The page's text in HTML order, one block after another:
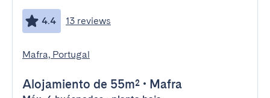
4.4 13 reviews
Mafra, Portugal
Alojamiento de 55m² • Mafra